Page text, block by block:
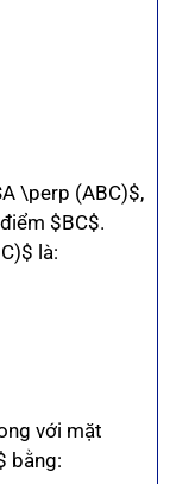
\perp (ABC)$,
$BC$.
là:
với mặt
bằng: